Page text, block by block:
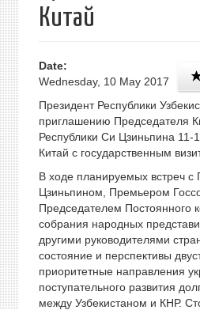
Китай
Date:
Wednesday, 10 May 2017
Президент Республики
приглашению Председателя
Республики Си Цзиньпина 11-
Китай с государственным
В ходе планируемых встреч
Цзиньпином, Премьером
Председателем Постоянного
собрания народных
другими руководителями
состояние и перспективы
приоритетные направления
поступательного развития
между Узбекистаном и КНР.